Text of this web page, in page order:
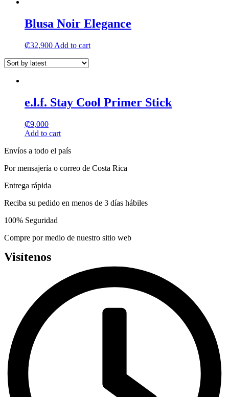
chosen
on
multiple
variants.
product
Blusa Noir Elegance
₡32,900 Add to cart
e.l.f. Stay Cool Primer Stick
₡9,000
Add to cart
Envíos a todo el país
Por mensajería o correo de Costa Rica
Entrega rápida
Reciba su pedido en menos de 3 días hábiles
100% Seguridad
Compre por medio de nuestro sitio web
Visítenos